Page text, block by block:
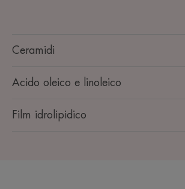
Ceramidi
Acido oleico e linoleico
Film idrolipidico